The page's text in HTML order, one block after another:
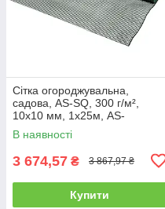
Сітка огороджувальна,
садова, AS-SQ, 300 г/м²,
10х10 мм, 1x25м, AS-
SQ10101025GR
В наявності
3 674,57 ₴ 3 867,97 ₴
Купити